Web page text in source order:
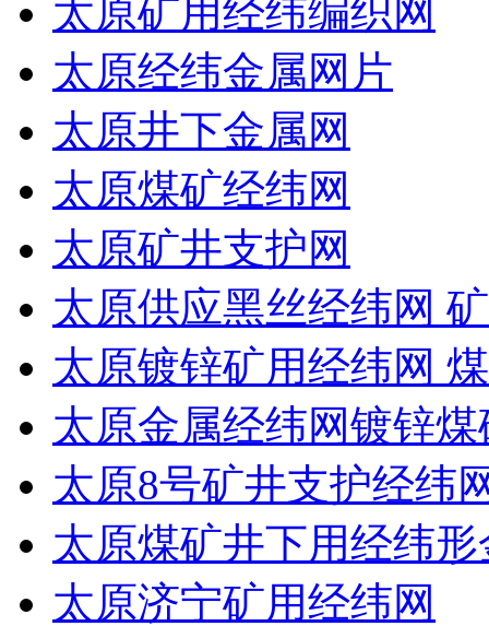
太原矿用经纬编织网
太原经纬金属网片
太原井下金属网
太原煤矿经纬网
太原矿井支护网
太原供应黑丝经纬网
太原镀锌矿用经纬网
太原金属经纬网镀锌
太原8号矿井支护经纬
太原煤矿井下用经纬
太原济宁矿用经纬网